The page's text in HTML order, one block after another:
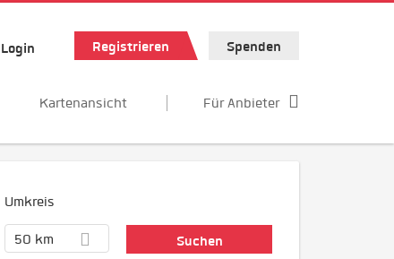
Login Registrieren Spenden
Kartenansicht Für Anbieter
Umkreis
50 km